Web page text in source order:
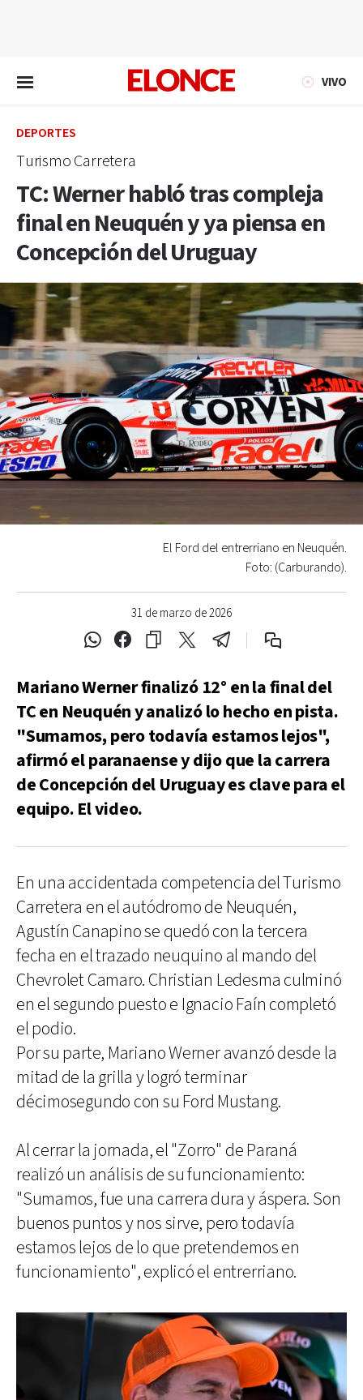
VIVO
DEPORTES
Turismo Carretera
TC: Werner habló tras compleja
final en Neuquén y ya piensa en
Concepción del Uruguay
31 de marzo de 2026
El Ford del entrerriano en Neuquén.
Foto: (Carburando).
Mariano Werner finalizó 12° en la final del
TC en Neuquén y analizó lo hecho en pista.
"Sumamos, pero todavía estamos lejos",
afirmó el paranaense y dijo que la carrera
de Concepción del Uruguay es clave para el
equipo. El video.
En una accidentada competencia del Turismo
Carretera en el autódromo de Neuquén,
Agustín Canapino se quedó con la tercera
fecha en el trazado neuquino al mando del
Chevrolet Camaro. Christian Ledesma culminó
en el segundo puesto e Ignacio Faín completó
el podio.
Por su parte, Mariano Werner avanzó desde la
mitad de la grilla y logró terminar
décimosegundo con su Ford Mustang.
Al cerrar la jornada, el "Zorro" de Paraná
realizó un análisis de su funcionamiento:
"Sumamos, fue una carrera dura y áspera. Son
buenos puntos y nos sirve, pero todavía
estamos lejos de lo que pretendemos en
funcionamiento", explicó el entrerriano.